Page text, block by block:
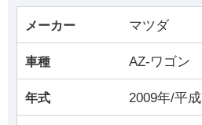
メーカー マツダ
車種 AZ-ワゴン
年式 2009年/平